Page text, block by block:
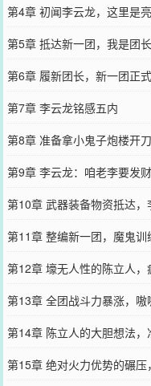
第4章 初闻李云龙，这里是
第5章 抵达新一团，我是团
第6章 履新团长，新一团正
第7章 李云龙铭感五内
第8章 准备拿小鬼子炮楼开刀
第9章 李云龙：咱老李要发
第10章 武器装备物资抵达
第11章 整编新一团，魔鬼训
第12章 壕无人性的陈立人，
第13章 全团战斗力暴涨，嗷
第14章 陈立人的大胆想法
第15章 绝对火力优势的碾